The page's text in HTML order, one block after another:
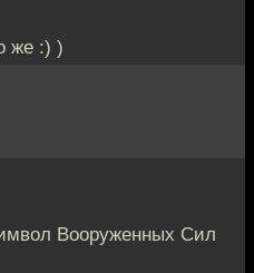
же :) )
Вооруженных Сил